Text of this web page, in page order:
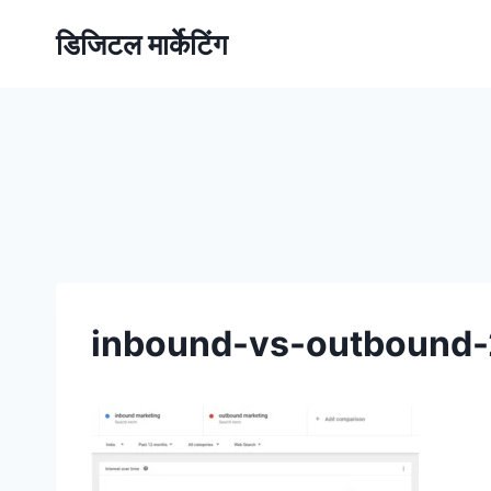
डिजिटल मार्केटिंग
inbound-vs-